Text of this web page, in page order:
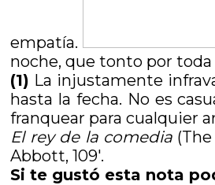
empatía.
noche, que tonto por toda
(1) La injustamente
hasta la fecha. No es
franquear para cualquier
El rey de la comedia
Abbott, 109′.
Si te gustó esta nota